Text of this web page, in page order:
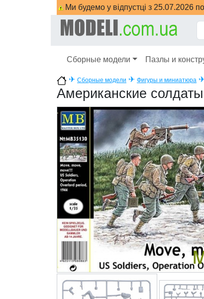
Ми будемо у відпустці з 25.07.2026
Сборные модели Пазлы и
✈ Сборные модели ✈ Фигуры и миниатюра
Американские